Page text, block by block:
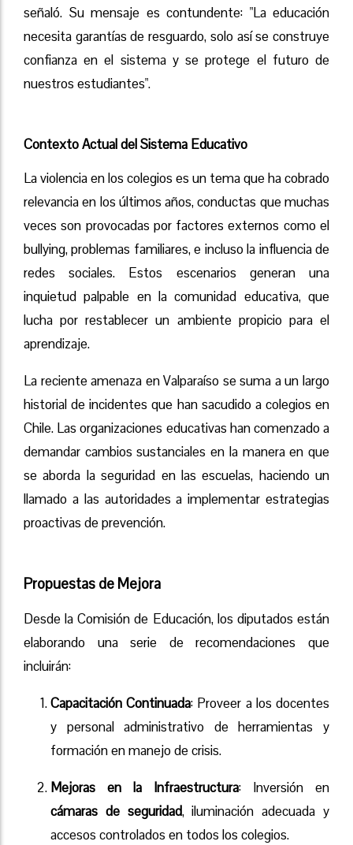
señaló. Su mensaje es contundente: "La educación
necesita garantías de resguardo, solo así se construye
confianza en el sistema y se protege el futuro de
nuestros estudiantes".
Contexto Actual del Sistema Educativo
La violencia en los colegios es un tema que ha cobrado
relevancia en los últimos años, conductas que muchas
veces son provocadas por factores externos como el
bullying, problemas familiares, e incluso la influencia de
redes sociales. Estos escenarios generan una
inquietud palpable en la comunidad educativa, que
lucha por restablecer un ambiente propicio para el
aprendizaje.
La reciente amenaza en Valparaíso se suma a un largo
historial de incidentes que han sacudido a colegios en
Chile. Las organizaciones educativas han comenzado a
demandar cambios sustanciales en la manera en que
se aborda la seguridad en las escuelas, haciendo un
llamado a las autoridades a implementar estrategias
proactivas de prevención.
Propuestas de Mejora
Desde la Comisión de Educación, los diputados están
elaborando una serie de recomendaciones que
incluirán:
Capacitación Continuada: Proveer a los docentes
y personal administrativo de herramientas y
formación en manejo de crisis.
Mejoras en la Infraestructura: Inversión en
cámaras de seguridad, iluminación adecuada y
accesos controlados en todos los colegios.